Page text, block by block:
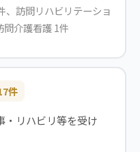
、訪問リハビリテーショ
問介護看護 1件
件
・リハビリ等を受け